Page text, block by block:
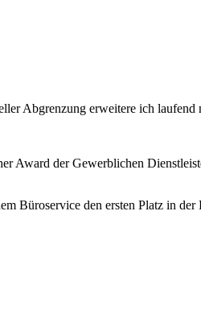
Abgrenzung erweitere ich
Award der Gewerblichen
Büroservice den ersten Platz in der